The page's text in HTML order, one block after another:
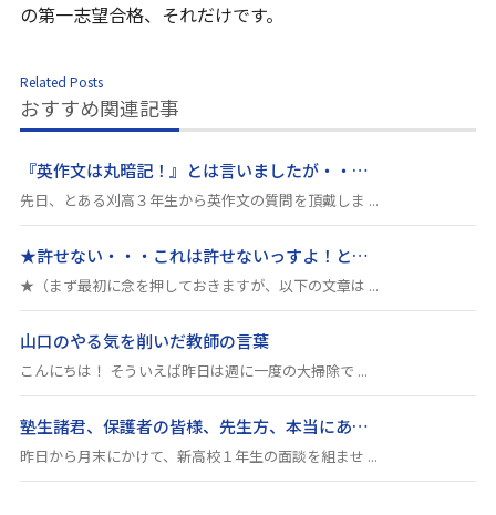
の第一志望合格、それだけです。
Related Posts
おすすめ関連記事
『英作文は丸暗記！』とは言いましたが・・…
先日、とある刈高３年生から英作文の質問を頂戴しま ...
★許せない・・・これは許せないっすよ！と…
★（まず最初に念を押しておきますが、以下の文章は ...
山口のやる気を削いだ教師の言葉
こんにちは！ そういえば昨日は週に一度の大掃除で ...
塾生諸君、保護者の皆様、先生方、本当にあ…
昨日から月末にかけて、新高校１年生の面談を組ませ ...